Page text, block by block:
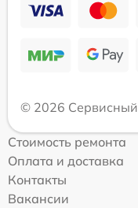
© 2026 Сервисный
Стоимость ремонта
Оплата и доставка
Контакты
Вакансии